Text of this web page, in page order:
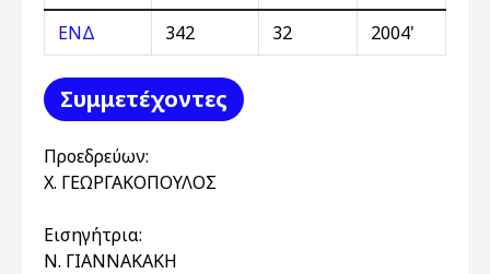
ΕΝΔ
342 32 2004'
Συμμετέχοντες
Προεδρεύων:
Χ. ΓΕΩΡΓΑΚΟΠΟΥΛΟΣ
Εισηγήτρια:
Ν. ΓΙΑΝΝΑΚΑΚΗ